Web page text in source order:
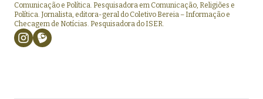
Comunicação e Política. Pesquisadora em Comunicação, Religiões e
Política. Jornalista, editora-geral do Coletivo Bereia – Informação e
Checagem de Notícias. Pesquisadora do ISER.